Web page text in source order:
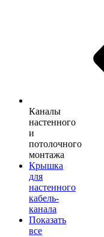
Каналы
настенного
и
потолочного
монтажа
Крышка
для
настенного
кабель-
канала
Показать
все